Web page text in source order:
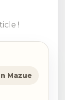
!
Mazue